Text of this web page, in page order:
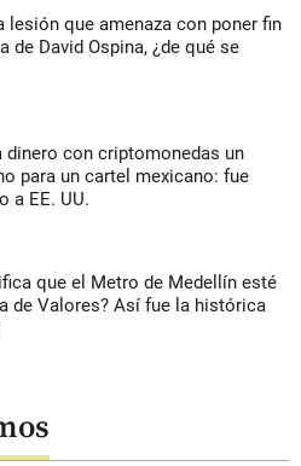
lesión que amenaza con poner fin
de David Ospina, ¿de qué se
dinero con criptomonedas un
para un cartel mexicano: fue
a EE. UU.
que el Metro de Medellín esté
de Valores? Así fue la histórica